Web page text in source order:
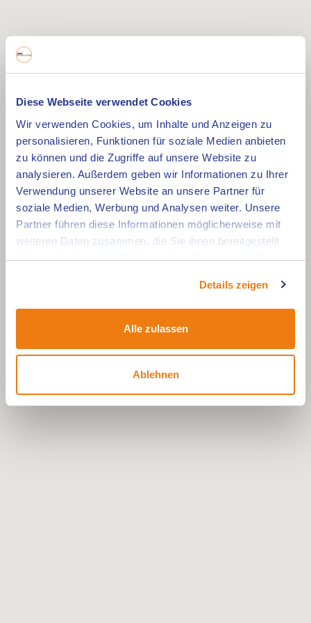
Diese Webseite verwendet Cookies
Wir verwenden Cookies, um Inhalte und Anzeigen zu
personalisieren, Funktionen für soziale Medien anbieten
zu können und die Zugriffe auf unsere Website zu
analysieren. Außerdem geben wir Informationen zu Ihrer
Verwendung unserer Website an unsere Partner für
soziale Medien, Werbung und Analysen weiter. Unsere
Partner führen diese Informationen möglicherweise mit
weiteren Daten zusammen, die Sie ihnen bereitgestellt
haben oder die sie im Rahmen Ihrer Nutzung der Dienste
Details zeigen
Alle zulassen
Ablehnen